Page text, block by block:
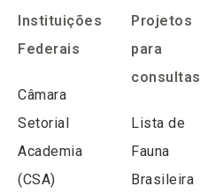
Instituições
Federais
Câmara
Setorial
Academia
(CSA)
Projetos
para
consultas
Lista de
Fauna
Brasileira